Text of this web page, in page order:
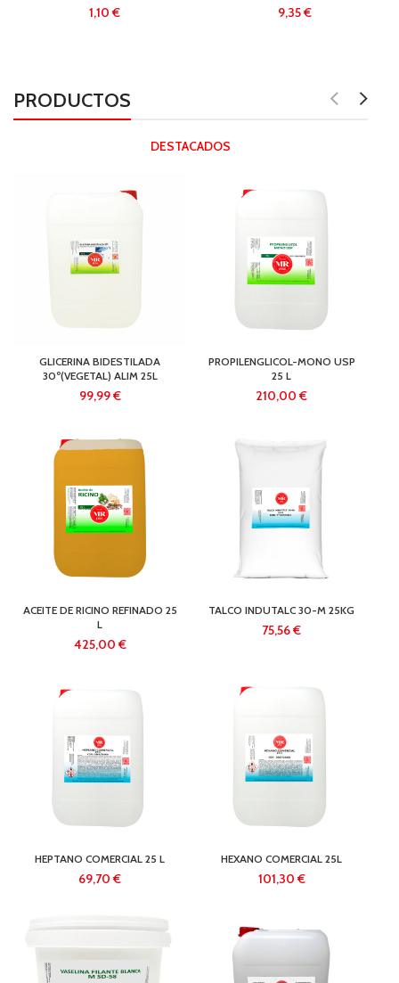
€ €
PRODUCTOS
DESTACADOS
GLICERINA BIDESTILADA
30º(VEGETAL) ALIM 25L
€
PROPILENGLICOL-MONO USP
25 L
€
ACEITE DE RICINO REFINADO 25
L
€
TALCO INDUTALC 30-M 25KG
€
HEPTANO COMERCIAL 25 L
€
HEXANO COMERCIAL 25L
€